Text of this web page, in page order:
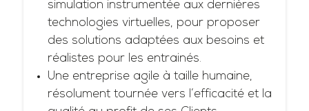
simulation instrumentée aux dernières
technologies virtuelles, pour proposer
des solutions adaptées aux besoins et
réalistes pour les entrainés.
Une entreprise agile à taille humaine,
résolument tournée vers l’efficacité et la